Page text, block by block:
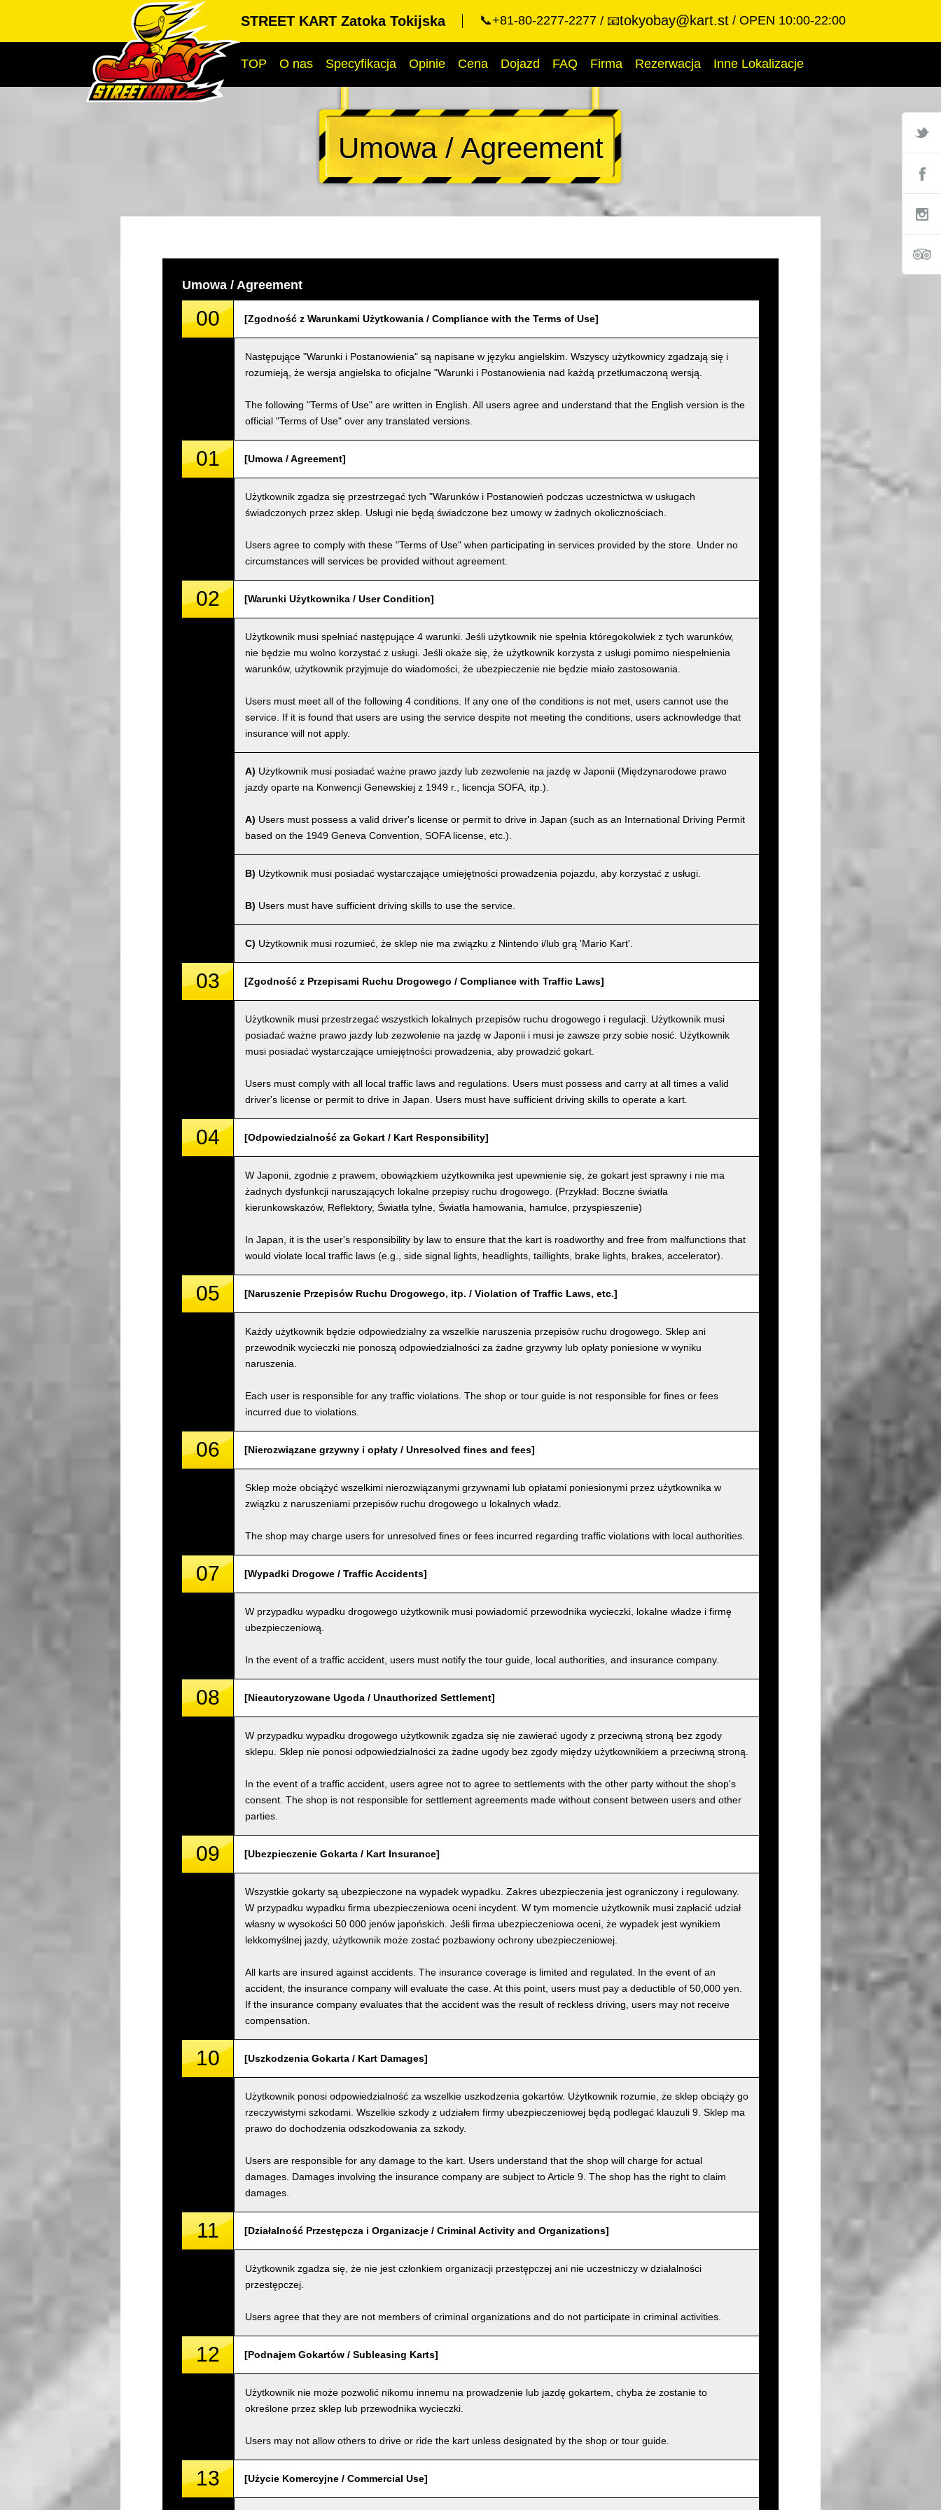
STREET KART Zatoka Tokijska 📞+81-80-2277-2277 📧tokyobay@kart.st OPEN 10:00-22:00
TOP O nas Specyfikacja Opinie Cena Dojazd FAQ Firma Rezerwacja Inne Lokalizacje
Umowa / Agreement
Umowa / Agreement
00 [Zgodność z Warunkami Użytkowania / Compliance with the Terms of Use]
Następujące "Warunki i Postanowienia" są napisane w języku angielskim. Wszyscy użytkownicy zgadzają się i
rozumieją, że wersja angielska to oficjalne "Warunki i Postanowienia nad każdą przetłumaczoną wersją.
The following "Terms of Use" are written in English. All users agree and understand that the English version is the
official "Terms of Use" over any translated versions.
01 [Umowa / Agreement]
Użytkownik zgadza się przestrzegać tych "Warunków i Postanowień podczas uczestnictwa w usługach
świadczonych przez sklep. Usługi nie będą świadczone bez umowy w żadnych okolicznościach.
Users agree to comply with these "Terms of Use" when participating in services provided by the store. Under no
circumstances will services be provided without agreement.
02 [Warunki Użytkownika / User Condition]
Użytkownik musi spełniać następujące 4 warunki. Jeśli użytkownik nie spełnia któregokolwiek z tych warunków,
nie będzie mu wolno korzystać z usługi. Jeśli okaże się, że użytkownik korzysta z usługi pomimo niespełnienia
warunków, użytkownik przyjmuje do wiadomości, że ubezpieczenie nie będzie miało zastosowania.
Users must meet all of the following 4 conditions. If any one of the conditions is not met, users cannot use the
service. If it is found that users are using the service despite not meeting the conditions, users acknowledge that
insurance will not apply.
A) Użytkownik musi posiadać ważne prawo jazdy lub zezwolenie na jazdę w Japonii (Międzynarodowe prawo
jazdy oparte na Konwencji Genewskiej z 1949 r., licencja SOFA, itp.).
A) Users must possess a valid driver's license or permit to drive in Japan (such as an International Driving Permit
based on the 1949 Geneva Convention, SOFA license, etc.).
B) Użytkownik musi posiadać wystarczające umiejętności prowadzenia pojazdu, aby korzystać z usługi.
B) Users must have sufficient driving skills to use the service.
C) Użytkownik musi rozumieć, że sklep nie ma związku z Nintendo i/lub grą 'Mario Kart'.
03 [Zgodność z Przepisami Ruchu Drogowego / Compliance with Traffic Laws]
Użytkownik musi przestrzegać wszystkich lokalnych przepisów ruchu drogowego i regulacji. Użytkownik musi
posiadać ważne prawo jazdy lub zezwolenie na jazdę w Japonii i musi je zawsze przy sobie nosić. Użytkownik
musi posiadać wystarczające umiejętności prowadzenia, aby prowadzić gokart.
Users must comply with all local traffic laws and regulations. Users must possess and carry at all times a valid
driver's license or permit to drive in Japan. Users must have sufficient driving skills to operate a kart.
04 [Odpowiedzialność za Gokart / Kart Responsibility]
W Japonii, zgodnie z prawem, obowiązkiem użytkownika jest upewnienie się, że gokart jest sprawny i nie ma
żadnych dysfunkcji naruszających lokalne przepisy ruchu drogowego. (Przykład: Boczne światła
kierunkowskazów, Reflektory, Światła tylne, Światła hamowania, hamulce, przyspieszenie)
In Japan, it is the user's responsibility by law to ensure that the kart is roadworthy and free from malfunctions that
would violate local traffic laws (e.g., side signal lights, headlights, taillights, brake lights, brakes, accelerator).
05 [Naruszenie Przepisów Ruchu Drogowego, itp. / Violation of Traffic Laws, etc.]
Każdy użytkownik będzie odpowiedzialny za wszelkie naruszenia przepisów ruchu drogowego. Sklep ani
przewodnik wycieczki nie ponoszą odpowiedzialności za żadne grzywny lub opłaty poniesione w wyniku
naruszenia.
Each user is responsible for any traffic violations. The shop or tour guide is not responsible for fines or fees
incurred due to violations.
06 [Nierozwiązane grzywny i opłaty / Unresolved fines and fees]
Sklep może obciążyć wszelkimi nierozwiązanymi grzywnami lub opłatami poniesionymi przez użytkownika w
związku z naruszeniami przepisów ruchu drogowego u lokalnych władz.
The shop may charge users for unresolved fines or fees incurred regarding traffic violations with local authorities.
07 [Wypadki Drogowe / Traffic Accidents]
W przypadku wypadku drogowego użytkownik musi powiadomić przewodnika wycieczki, lokalne władze i firmę
ubezpieczeniową.
In the event of a traffic accident, users must notify the tour guide, local authorities, and insurance company.
08 [Nieautoryzowane Ugoda / Unauthorized Settlement]
W przypadku wypadku drogowego użytkownik zgadza się nie zawierać ugody z przeciwną stroną bez zgody
sklepu. Sklep nie ponosi odpowiedzialności za żadne ugody bez zgody między użytkownikiem a przeciwną stroną.
In the event of a traffic accident, users agree not to agree to settlements with the other party without the shop's
consent. The shop is not responsible for settlement agreements made without consent between users and other
parties.
09 [Ubezpieczenie Gokarta / Kart Insurance]
Wszystkie gokarty są ubezpieczone na wypadek wypadku. Zakres ubezpieczenia jest ograniczony i regulowany.
W przypadku wypadku firma ubezpieczeniowa oceni incydent. W tym momencie użytkownik musi zapłacić udział
własny w wysokości 50 000 jenów japońskich. Jeśli firma ubezpieczeniowa oceni, że wypadek jest wynikiem
lekkomyślnej jazdy, użytkownik może zostać pozbawiony ochrony ubezpieczeniowej.
All karts are insured against accidents. The insurance coverage is limited and regulated. In the event of an
accident, the insurance company will evaluate the case. At this point, users must pay a deductible of 50,000 yen.
If the insurance company evaluates that the accident was the result of reckless driving, users may not receive
compensation.
10 [Uszkodzenia Gokarta / Kart Damages]
Użytkownik ponosi odpowiedzialność za wszelkie uszkodzenia gokartów. Użytkownik rozumie, że sklep obciąży go
rzeczywistymi szkodami. Wszelkie szkody z udziałem firmy ubezpieczeniowej będą podlegać klauzuli 9. Sklep ma
prawo do dochodzenia odszkodowania za szkody.
Users are responsible for any damage to the kart. Users understand that the shop will charge for actual
damages. Damages involving the insurance company are subject to Article 9. The shop has the right to claim
damages.
11 [Działalność Przestępcza i Organizacje / Criminal Activity and Organizations]
Użytkownik zgadza się, że nie jest członkiem organizacji przestępczej ani nie uczestniczy w działalności
przestępczej.
Users agree that they are not members of criminal organizations and do not participate in criminal activities.
12 [Podnajem Gokartów / Subleasing Karts]
Użytkownik nie może pozwolić nikomu innemu na prowadzenie lub jazdę gokartem, chyba że zostanie to
określone przez sklep lub przewodnika wycieczki.
Users may not allow others to drive or ride the kart unless designated by the shop or tour guide.
13 [Użycie Komercyjne / Commercial Use]